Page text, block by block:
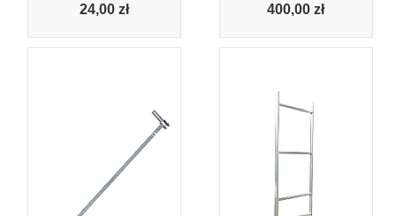
24,00 zł 400,00 zł